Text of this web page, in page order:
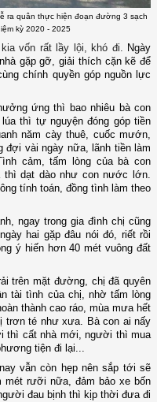
ra quân thực hiện đoạn đường 3 sạch
kỳ 2020 - 2025
vốn rất lầy lội, khó đi.
Ngày
gặp gỡ, giải thích cặn kẽ để
chính quyền góp nguồn lực
ứng thì bao nhiêu bà con
thì tự nguyện đóng góp tiền
năm cày thuê, cuốc mướn,
đợi vài ngày nữa, lãnh tiền làm
cảm, tấm lòng của bà con
thì dạt dào như con nước lớn.
tính toán, đồng tình làm theo
ngay trong gia đình chị cũng
hai gặp đâu nói đó, riết rồi
ý hiến hơn 40 mét vuông đất
trên mặt đường, chị đã quyên
tài tình của chị, nhờ tấm lòng
thành cao ráo, mùa mưa hết
trơn té như xưa. Bà con ai nấy
thì cất nhà mới, người thì mua
tiện đi lại...
vẫn còn hẹp nên sắp tới sẽ
mét rưỡi nữa, đảm bảo xe bốn
đau bịnh thì kịp thời đưa đi